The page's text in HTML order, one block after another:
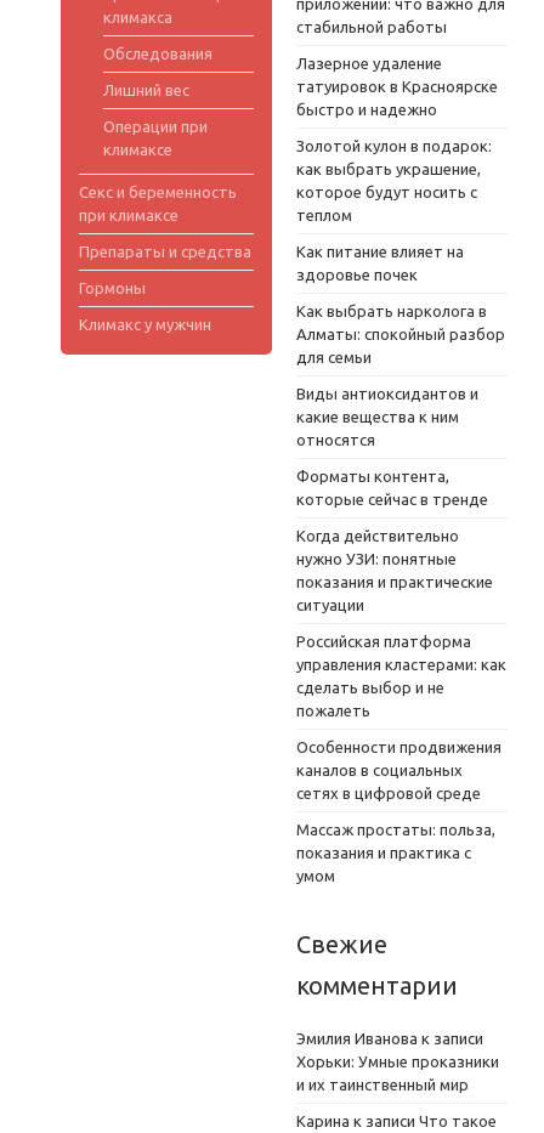
климакса
Обследования
Лишний вес
Операции при
климаксе
Секс и беременность
при климаксе
Препараты и средства
Гормоны
Климакс у мужчин
приложений: что важно для
стабильной работы
Лазерное удаление
татуировок в Красноярске
быстро и надежно
Золотой кулон в подарок:
как выбрать украшение,
которое будут носить с
теплом
Как питание влияет на
здоровье почек
Как выбрать нарколога в
Алматы: спокойный разбор
для семьи
Виды антиоксидантов и
какие вещества к ним
относятся
Форматы контента,
которые сейчас в тренде
Когда действительно
нужно УЗИ: понятные
показания и практические
ситуации
Российская платформа
управления кластерами: как
сделать выбор и не
пожалеть
Особенности продвижения
каналов в социальных
сетях в цифровой среде
Массаж простаты: польза,
показания и практика с
умом
Свежие
комментарии
Эмилия Иванова к записи
Хорьки: Умные проказники
и их таинственный мир
Карина к записи Что такое